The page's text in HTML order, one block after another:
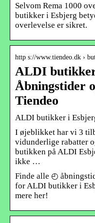
Selvom Rema 1000
butikker i Esbjerg
overlevelse er sikret.
http s://www.tiendeo.dk ›
ALDI
Åbningstider
Tiendeo
ALDI butikker i
I øjeblikket har vi 3
vidunderlige rabatter
butikken på ALDI
ikke …
Finde alle ◴
for ALDI butikker i
mere her!